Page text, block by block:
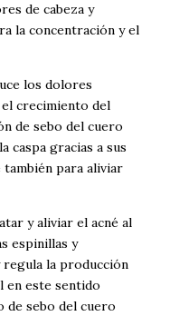
de cabeza y
la concentración y el
los dolores
crecimiento del
de sebo del cuero
caspa gracias a sus
para aliviar
y aliviar el acné al
espinillas y
regula la producción
en este sentido
de sebo del cuero